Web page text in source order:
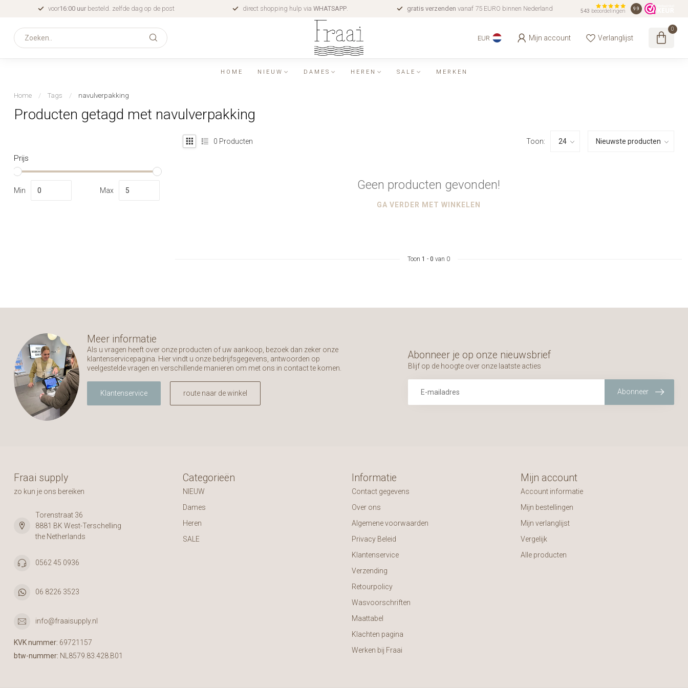
voor16:00 uur besteld. zelfde dag op de post direct shopping hulp via WHATSAPP. gratis verzenden vanaf 75 EURO binnen Nederland 543 beoordelingen 9.9
EUR Mijn account Verlanglijst
0
HOME NIEUW DAMES HEREN SALE MERKEN
Home / Tags / navulverpakking
Producten getagd met navulverpakking
Prijs
Min Max
0 Producten Toon:
Geen producten gevonden!
GA VERDER MET WINKELEN
Toon 1 - 0 van 0
Meer informatie
Als u vragen heeft over onze producten of uw aankoop, bezoek dan zeker onze
klantenservicepagina. Hier vindt u onze bedrijfsgegevens, antwoorden op
veelgestelde vragen en verschillende manieren om met ons in contact te komen.
Klantenservice route naar de winkel
Abonneer je op onze nieuwsbrief
Blijf op de hoogte over onze laatste acties
Abonneer
Fraai supply
zo kun je ons bereiken
Torenstraat 36
8881 BK West-Terschelling
the Netherlands
0562 45 0936
06 8226 3523
info@fraaisupply.nl
KVK nummer: 69721157
btw-nummer: NL8579.83.428.B01
Categorieën
NIEUW
Dames
Heren
SALE
Informatie
Contact gegevens
Over ons
Algemene voorwaarden
Privacy Beleid
Klantenservice
Verzending
Retourpolicy
Wasvoorschriften
Maattabel
Klachten pagina
Werken bij Fraai
Mijn account
Account informatie
Mijn bestellingen
Mijn verlanglijst
Vergelijk
Alle producten